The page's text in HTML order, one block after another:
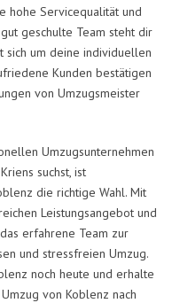
hohe Servicequalität und
geschulte Team steht dir
sich um deine individuellen
Kunden bestätigen
von Umzugsmeister
Umzugsunternehmen
suchst, ist
die richtige Wahl. Mit
Leistungsangebot und
erfahrene Team zur
und stressfreien Umzug.
noch heute und erhalte
von Koblenz nach